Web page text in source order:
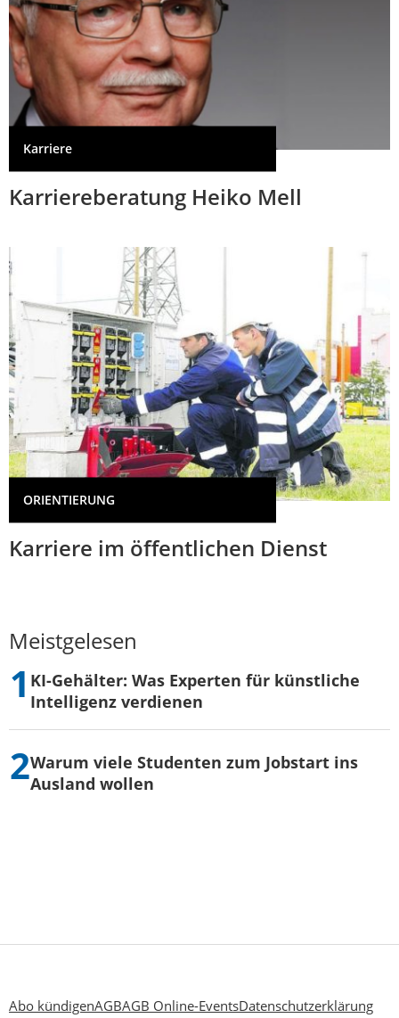
Karriere
Karriereberatung Heiko Mell
ORIENTIERUNG
Karriere im öffentlichen Dienst
Meistgelesen
KI-Gehälter: Was Experten für künstliche
Intelligenz verdienen
Warum viele Studenten zum Jobstart ins
Ausland wollen
Abo kündigenAGBAGB Online-EventsDatenschutzerklärung